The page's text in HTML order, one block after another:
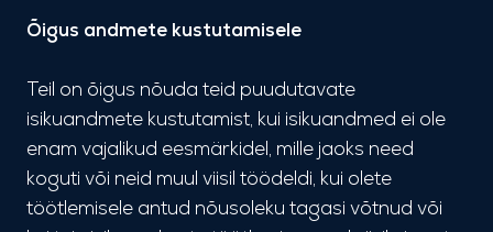
Õigus andmete kustutamisele
Teil on õigus nõuda teid puudutavate
isikuandmete kustutamist, kui isikuandmed ei ole
enam vajalikud eesmärkidel, mille jaoks need
koguti või neid muul viisil töödeldi, kui olete
töötlemisele antud nõusoleku tagasi võtnud või